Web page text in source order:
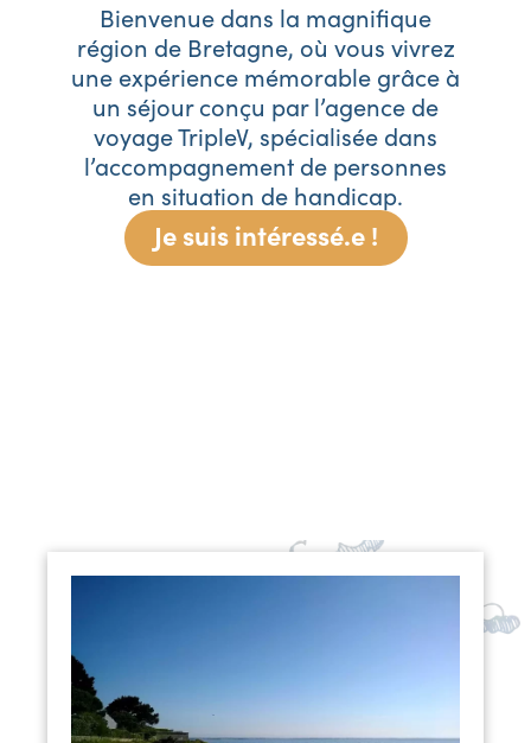
Bienvenue dans la magnifique
région de Bretagne, où vous vivrez
une expérience mémorable grâce à
un séjour conçu par l’agence de
voyage TripleV, spécialisée dans
l’accompagnement de personnes
en situation de handicap.
Je suis intéressé.e !